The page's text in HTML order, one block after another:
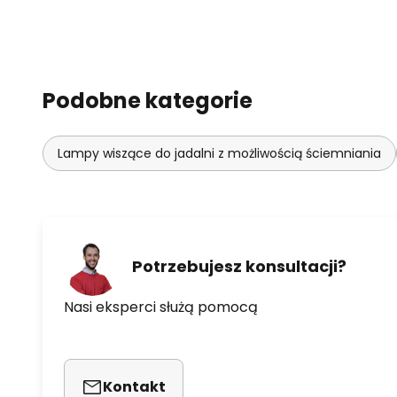
Podobne kategorie
Lampy wiszące do jadalni z możliwością ściemniania
Potrzebujesz konsultacji?
Nasi eksperci służą pomocą
Kontakt